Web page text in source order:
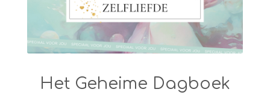
Het Geheime Dagboek